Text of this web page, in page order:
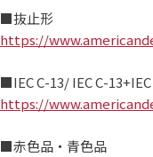
■抜止形
https://
■IEC C-13/ IEC C-
https://
■赤色品・青色品